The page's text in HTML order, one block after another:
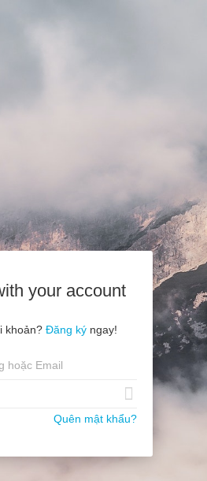
your account
khoản? Đăng ký ngay!
Quên mật khẩu?